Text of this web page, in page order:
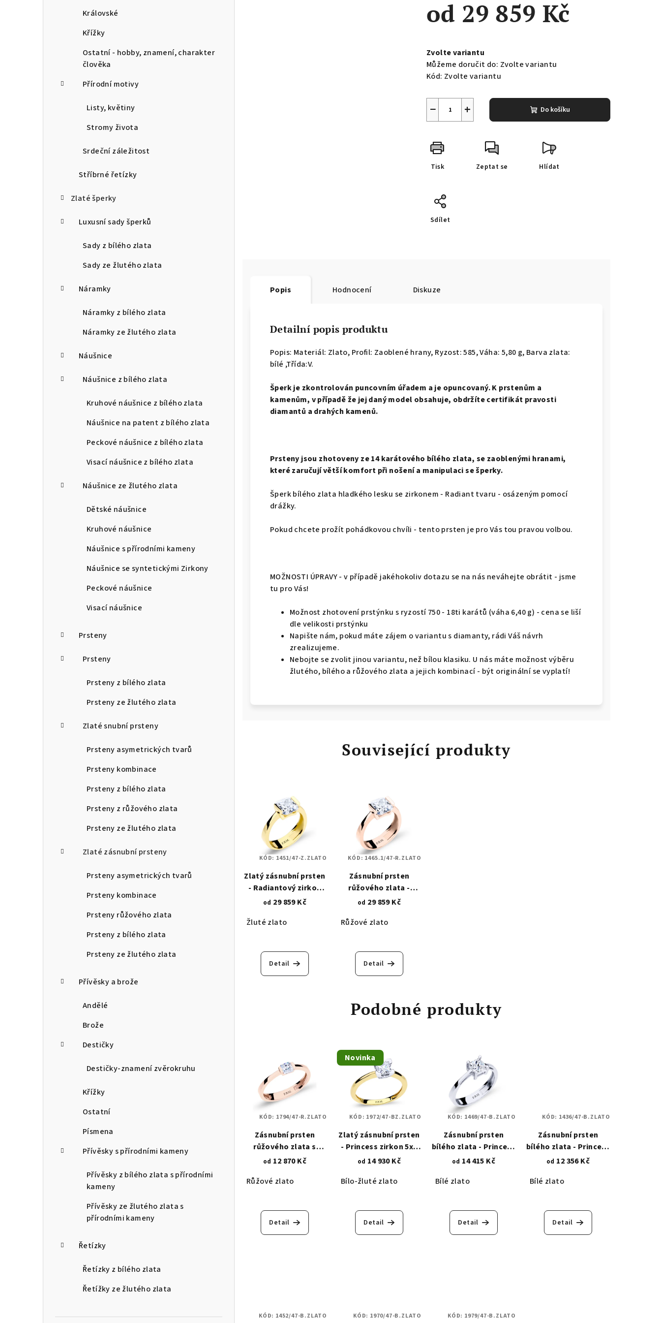
Královské
Křížky
Ostatní - hobby, znamení, charakter
člověka
Přírodní motivy
Listy, květiny
Stromy života
Srdeční záležitost
Stříbrné řetízky
Zlaté šperky
Luxusní sady šperků
Sady z bílého zlata
Sady ze žlutého zlata
Náramky
Náramky z bílého zlata
Náramky ze žlutého zlata
Náušnice
Náušnice z bílého zlata
Kruhové náušnice z bílého zlata
Náušnice na patent z bílého zlata
Peckové náušnice z bílého zlata
Visací náušnice z bílého zlata
Náušnice ze žlutého zlata
Dětské náušnice
Kruhové náušnice
Náušnice s přírodními kameny
Náušnice se syntetickými Zirkony
Peckové náušnice
Visací náušnice
Prsteny
Prsteny
Prsteny z bílého zlata
Prsteny ze žlutého zlata
Zlaté snubní prsteny
Prsteny asymetrických tvarů
Prsteny kombinace
Prsteny z bílého zlata
Prsteny z růžového zlata
Prsteny ze žlutého zlata
Zlaté zásnubní prsteny
Prsteny asymetrických tvarů
Prsteny kombinace
Prsteny růžového zlata
Prsteny z bílého zlata
Prsteny ze žlutého zlata
Přívěsky a brože
Andělé
Brože
Destičky
Destičky-znamení zvěrokruhu
Křížky
Ostatní
Písmena
Přívěsky s přírodními kameny
Přívěsky z bílého zlata s přírodními
kameny
Přívěsky ze žlutého zlata s
přírodními kameny
Řetízky
Řetízky z bílého zlata
Řetížky ze žlutého zlata
od 29 859 Kč
cena:
Zvolte variantu
Můžeme doručit do: Zvolte variantu
Kód: Zvolte variantu
+
− Do košíku
Tisk Zeptat se Hlídat
Sdílet
Popis Hodnocení Diskuze
Detailní popis produktu
Popis: Materiál: Zlato, Profil: Zaoblené hrany, Ryzost: 585, Váha: 5,80 g, Barva zlata:
bílé ,Třída:V.
Šperk je zkontrolován puncovním úřadem a je opuncovaný. K prstenům a
kamenům, v případě že jej daný model obsahuje, obdržíte certifikát pravosti
diamantů a drahých kamenů.
Prsteny jsou zhotoveny ze 14 karátového bílého zlata, se zaoblenými hranami,
které zaručují větší komfort při nošení a manipulaci se šperky.
Šperk bílého zlata hladkého lesku se zirkonem - Radiant tvaru - osázeným pomocí
drážky.
Pokud chcete prožít pohádkovou chvíli - tento prsten je pro Vás tou pravou volbou.
MOŽNOSTI ÚPRAVY - v případě jakéhokoliv dotazu se na nás neváhejte obrátit - jsme
tu pro Vás!
Možnost zhotovení prstýnku s ryzostí 750 - 18ti karátů (váha 6,40 g) - cena se liší
dle velikosti prstýnku
Napište nám, pokud máte zájem o variantu s diamanty, rádi Váš návrh
zrealizujeme.
Nebojte se zvolit jinou variantu, než bílou klasiku. U nás máte možnost výběru
žlutého, bílého a růžového zlata a jejich kombinací - být originální se vyplatí!
Související produkty
Zlatý zásnubní prsten
- Radiantový zirkon
8x8 mm 1451
od 29 859 Kč
Žluté zlato
Detail
KÓD: 1451/47-Z.ZLATO
Zásnubní prsten
růžového zlata -
Radiantový zirkon 8x8
od 29 859 Kč
Růžové zlato
Detail
KÓD: 1465.1/47-R.ZLATO
Podobné produkty
Zásnubní prsten
růžového zlata s
osazením pomocí
zirkonem 4 mm 1794
od 12 870 Kč
Růžové zlato
Detail
KÓD: 1794/47-R.ZLATO
Novinka
Zlatý zásnubní prsten
- Princess zirkon 5x5
mm se 4 krapnami
od 14 930 Kč
Bílo-žluté zlato
Detail
KÓD: 1972/47-BZ.ZLATO
Zásnubní prsten
bílého zlata - Princess
zirkon 5x5 mm 1469
od 14 415 Kč
Bílé zlato
Detail
KÓD: 1469/47-B.ZLATO
Zásnubní prsten
bílého zlata - Princess
zirkon 3x3 mm 1436
od 12 356 Kč
Bílé zlato
Detail
KÓD: 1436/47-B.ZLATO
KÓD: 1452/47-B.ZLATO KÓD: 1970/47-B.ZLATO KÓD: 1979/47-B.ZLATO